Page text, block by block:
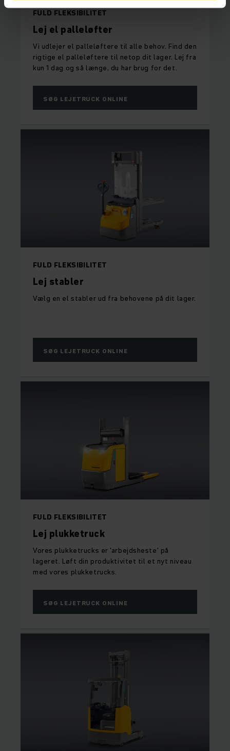
FULD FLEKSIBILITET
Lej el palleløfter
Vi udlejer el palleløftere til alle behov. Find den
rigtige el palleløftere til netop dit lager. Lej fra
kun 1 dag og så længe, du har brug for det.
SØG LEJETRUCK ONLINE
FULD FLEKSIBILITET
Lej stabler
Vælg en el stabler ud fra behovene på dit lager.
SØG LEJETRUCK ONLINE
FULD FLEKSIBILITET
Lej plukketruck
Vores plukketrucks er 'arbejdsheste' på
lageret. Løft din produktivitet til et nyt niveau
med vores plukketrucks.
SØG LEJETRUCK ONLINE